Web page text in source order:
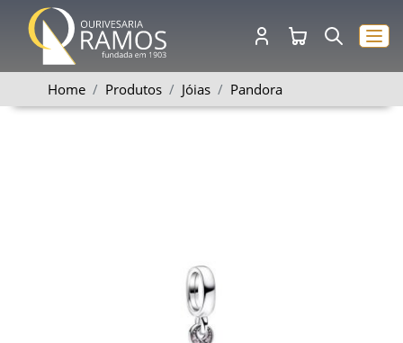
Home Produtos Jóias Pandora